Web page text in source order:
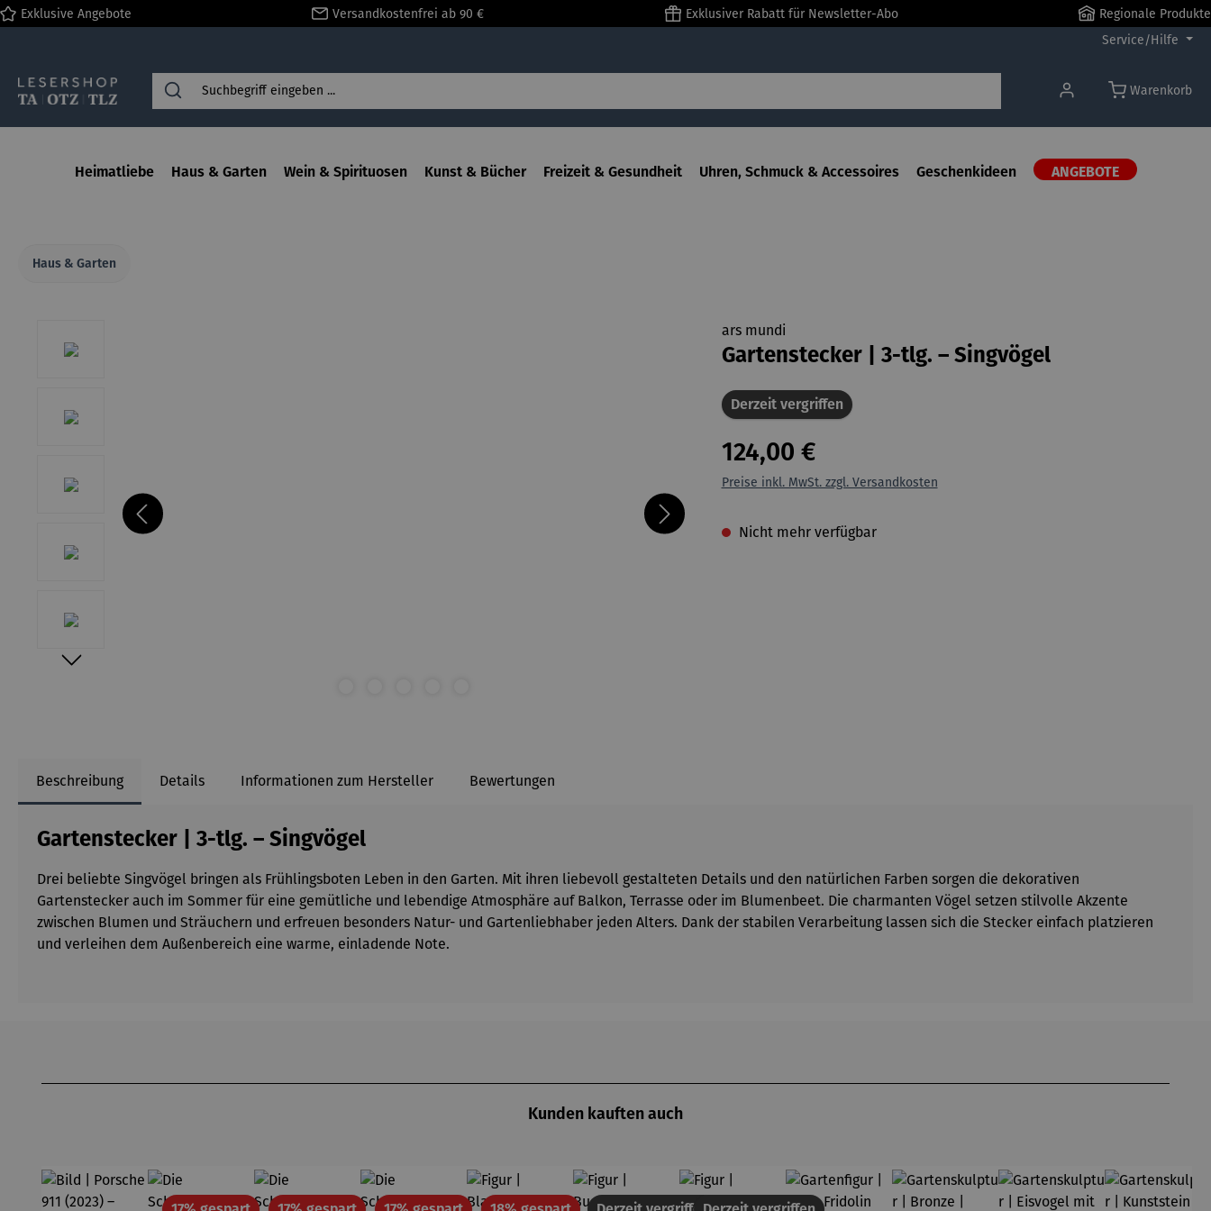
Zur Hauptnavigation springen
Exklusive Angebote Versandkostenfrei ab 90 € Exklusiver Rabatt für Newsletter-Abo
Regionale Produkte
Service/Hilfe
Warenkorb
Heimatliebe Haus & Garten Wein & Spirituosen Kunst & Bücher Freizeit & Gesundheit Uhren, Schmuck & Accessoires Geschenkideen ANGEBOTE
Haus & Garten
ars mundi
Gartenstecker | 3-tlg. – Singvögel
Derzeit vergriffen
124,00 €
Preise inkl. MwSt. zzgl. Versandkosten
Nicht mehr verfügbar
Beschreibung Details Informationen zum Hersteller Bewertungen
Gartenstecker | 3-tlg. – Singvögel
Drei beliebte Singvögel bringen als Frühlingsboten Leben in den Garten. Mit ihren liebevoll gestalteten Details und den natürlichen Farben sorgen die dekorativen
Gartenstecker auch im Sommer für eine gemütliche und lebendige Atmosphäre auf Balkon, Terrasse oder im Blumenbeet. Die charmanten Vögel setzen stilvolle Akzente
zwischen Blumen und Sträuchern und erfreuen besonders Natur- und Gartenliebhaber jeden Alters. Dank der stabilen Verarbeitung lassen sich die Stecker einfach platzieren
und verleihen dem Außenbereich eine warme, einladende Note.
Kunden kauften auch